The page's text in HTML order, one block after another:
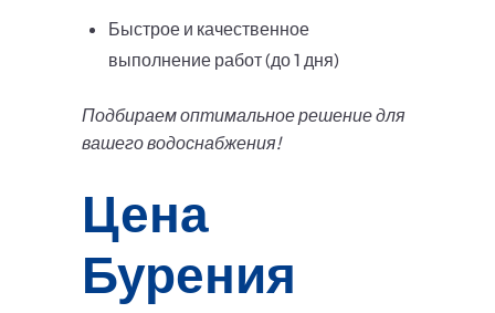
Быстрое и качественное
выполнение работ (до 1 дня)
Подбираем оптимальное решение для
вашего водоснабжения!
Цена
Бурения